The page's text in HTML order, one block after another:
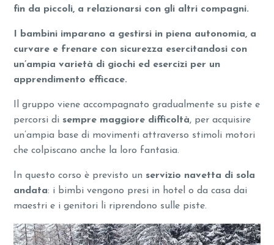
fin da piccoli, a relazionarsi con gli altri compagni.
I bambini imparano a gestirsi in piena autonomia, a
curvare e frenare con sicurezza esercitandosi con
un’ampia varietà di giochi ed esercizi per un
apprendimento efficace.
Il gruppo viene accompagnato gradualmente su piste e
percorsi di sempre maggiore difficoltà, per acquisire
un’ampia base di movimenti attraverso stimoli motori
che colpiscano anche la loro fantasia.
In questo corso è previsto un servizio navetta di sola
andata: i bimbi vengono presi in hotel o da casa dai
maestri e i genitori li riprendono sulle piste.